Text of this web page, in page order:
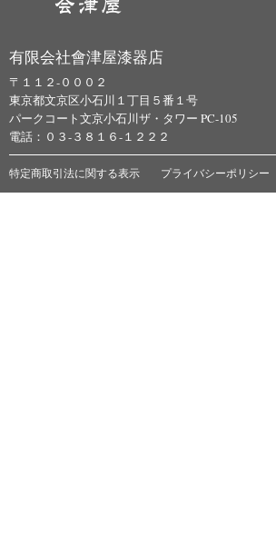
有限会社會津屋漆器店
〒１１２-０００２
東京都文京区小石川１丁目５番１号
パークコート文京小石川ザ・タワー PC-105
電話：０３-３８１６-１２２２
特定商取引法に関する表示 プライバシーポリシー